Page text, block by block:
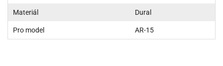
Materiál Dural
Pro model AR-15